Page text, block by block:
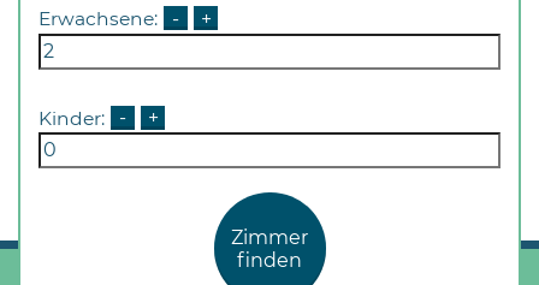
nach
Vereinbarung.
Erwachsene: - +
Kinder: - +
Zimmer
finden